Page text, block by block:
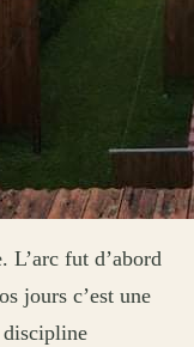
L’arc fut d’abord
jours c’est une
discipline